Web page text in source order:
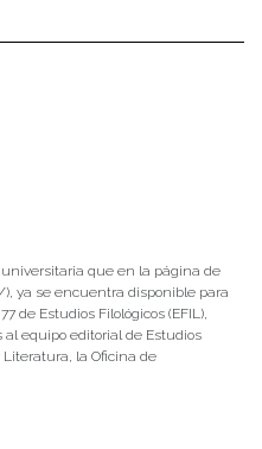
que en la página de
ya se encuentra disponible para
de Estudios Filológicos (EFIL),
equipo editorial de Estudios
la Oficina de